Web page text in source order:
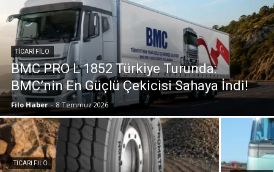
TICARI FILO
BMC PRO L 1852 Türkiye Turunda:
BMC’nin En Güçlü Çekicisi Sahaya İndi!
Filo Haber - 8 Temmuz 2026
TICARI FILO